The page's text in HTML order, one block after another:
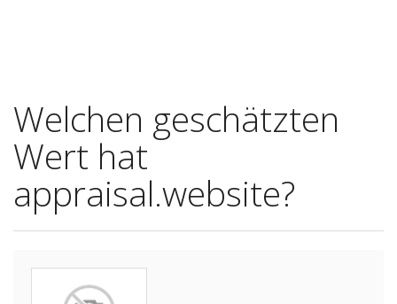
Welchen geschätzten
Wert hat
appraisal.website?